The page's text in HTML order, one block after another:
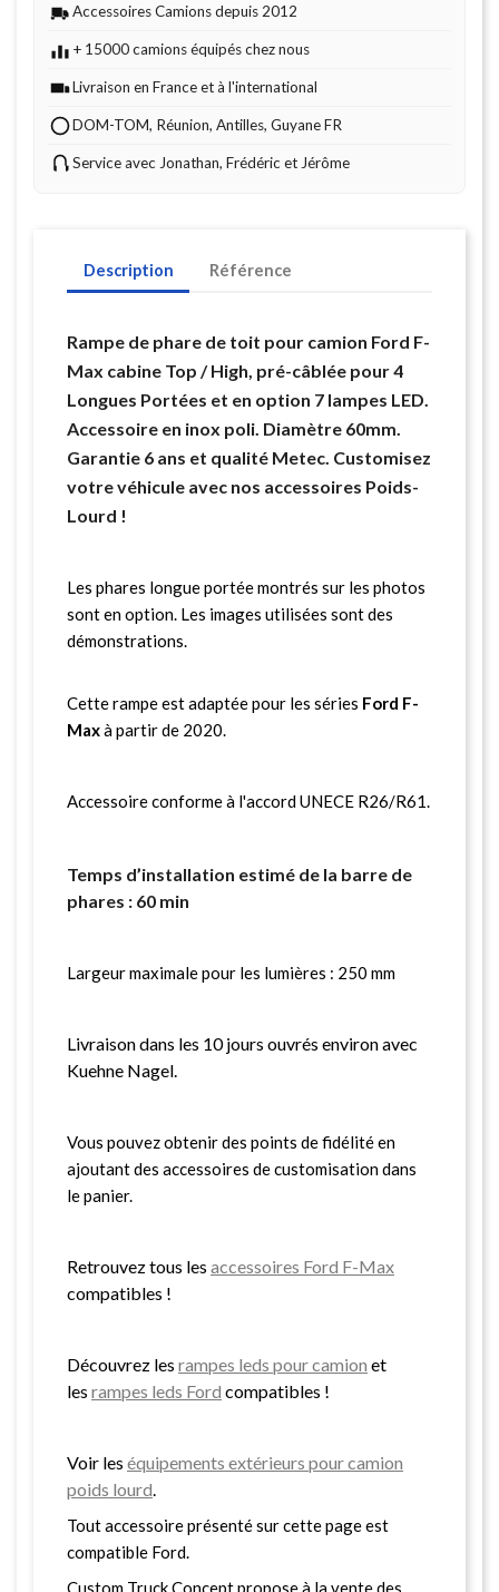
Accessoires Camions depuis 2012
+ 15000 camions équipés chez nous
Livraison en France et à l'international
DOM-TOM, Réunion, Antilles, Guyane FR
Service avec Jonathan, Frédéric et Jérôme
Description Référence
Rampe de phare de toit pour camion Ford F-
Max cabine Top / High, pré-câblée pour 4
Longues Portées et en option 7 lampes LED.
Accessoire en inox poli. Diamètre 60mm.
Garantie 6 ans et qualité Metec. Customisez
votre véhicule avec nos accessoires Poids-
Lourd !
Les phares longue portée montrés sur les photos
sont en option. Les images utilisées sont des
démonstrations.
Cette rampe est adaptée pour les séries Ford F-
Maxà partir de 2020.
Accessoire conforme à l'accord UNECE R26/R61.
Temps d’installation estimé de la barre de
phares : 60 min
Largeur maximale pour les lumières : 250 mm
Livraison dans les 10 jours ouvrés environ avec
Kuehne Nagel.
Vous pouvez obtenir des points de fidélité en
ajoutant des accessoires de customisation dans
le panier.
Retrouvez tous les accessoires Ford F-Max
compatibles !
Découvrez les rampes leds pour camion et
les rampes leds Ford compatibles !
Voir les équipements extérieurs pour camion
poids lourd
Tout accessoire présenté sur cette page est
compatible Ford.
Custom Truck Concept propose à la vente des